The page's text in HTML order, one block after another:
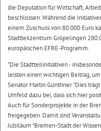
die Deputation für Wirtschaft,
beschlossen. Während die
einem Zuschuss von 80.000 Euro
Stadtteilzentrum Gröpelingen
europäischen EFRE-Programm.
"Die Stadtteilinitiativen -
leisten einen wichtigen Beitrag,
Senator Martin Günthner. "Dies
Umfeld dazu bei, dass sich hier
Auch für Sonderprojekte in der
freigegeben. Damit sind
Jubiläum "Bremen-Stadt der